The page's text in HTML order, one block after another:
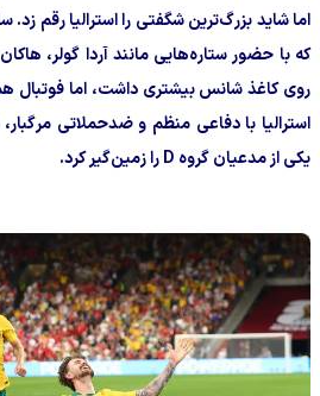
اما شاید بزرگ‌ترین شگفتی را استرالیا رقم زد.
که با حضور ستاره‌هایی مانند آردا گولر،
روی کاغذ شانس بیشتری داشت، اما فوتبال
استرالیا با دفاعی منظم و ضدحملاتی مرگبار،
یکی از مدعیان گروه D را زمین‌گیر کرد.